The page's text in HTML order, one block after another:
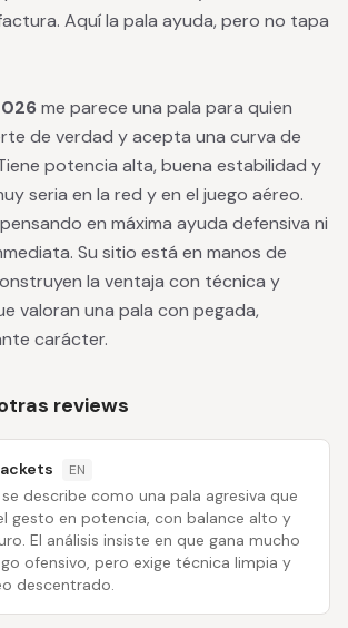
Aquí la pala ayuda, pero no tapa
me parece una pala para quien
de verdad y acepta una curva de
potencia alta, buena estabilidad y
seria en la red y en el juego aéreo.
en máxima ayuda defensiva ni
Su sitio está en manos de
la ventaja con técnica y
valoran una pala con pegada,
carácter.
reviews
EN
describe como una pala agresiva que
gesto en potencia, con balance alto y
El análisis insiste en que gana mucho
ofensivo, pero exige técnica limpia y
descentrado.